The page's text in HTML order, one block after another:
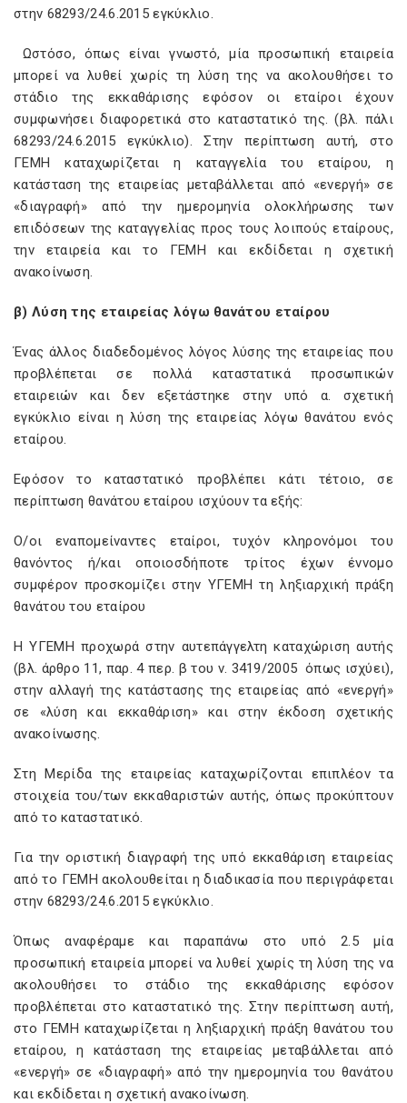
στην 68293/24.6.2015 εγκύκλιο.
Ωστόσο, όπως είναι γνωστό, μία προσωπική εταιρεία
μπορεί να λυθεί χωρίς τη λύση της να ακολουθήσει το
στάδιο της εκκαθάρισης εφόσον οι εταίροι έχουν
συμφωνήσει διαφορετικά στο καταστατικό της. (βλ. πάλι
68293/24.6.2015 εγκύκλιο). Στην περίπτωση αυτή, στο
ΓΕΜΗ καταχωρίζεται η καταγγελία του εταίρου, η
κατάσταση της εταιρείας μεταβάλλεται από «ενεργή» σε
«διαγραφή» από την ημερομηνία ολοκλήρωσης των
επιδόσεων της καταγγελίας προς τους λοιπούς εταίρους,
την εταιρεία και το ΓΕΜΗ και εκδίδεται η σχετική
ανακοίνωση.
β) Λύση της εταιρείας λόγω θανάτου εταίρου
Ένας άλλος διαδεδομένος λόγος λύσης της εταιρείας που
προβλέπεται σε πολλά καταστατικά προσωπικών
εταιρειών και δεν εξετάστηκε στην υπό α. σχετική
εγκύκλιο είναι η λύση της εταιρείας λόγω θανάτου ενός
εταίρου.
Εφόσον το καταστατικό προβλέπει κάτι τέτοιο, σε
περίπτωση θανάτου εταίρου ισχύουν τα εξής:
Ο/οι εναπομείναντες εταίροι, τυχόν κληρονόμοι του
θανόντος ή/και οποιοσδήποτε τρίτος έχων έννομο
συμφέρον προσκομίζει στην ΥΓΕΜΗ τη ληξιαρχική πράξη
θανάτου του εταίρου
Η ΥΓΕΜΗ προχωρά στην αυτεπάγγελτη καταχώριση αυτής
(βλ. άρθρο 11, παρ. 4 περ. β του ν. 3419/2005 όπως ισχύει),
στην αλλαγή της κατάστασης της εταιρείας από «ενεργή»
σε «λύση και εκκαθάριση» και στην έκδοση σχετικής
ανακοίνωσης.
Στη Μερίδα της εταιρείας καταχωρίζονται επιπλέον τα
στοιχεία του/των εκκαθαριστών αυτής, όπως προκύπτουν
από το καταστατικό.
Για την οριστική διαγραφή της υπό εκκαθάριση εταιρείας
από το ΓΕΜΗ ακολουθείται η διαδικασία που περιγράφεται
στην 68293/24.6.2015 εγκύκλιο.
Όπως αναφέραμε και παραπάνω στο υπό 2.5 μία
προσωπική εταιρεία μπορεί να λυθεί χωρίς τη λύση της να
ακολουθήσει το στάδιο της εκκαθάρισης εφόσον
προβλέπεται στο καταστατικό της. Στην περίπτωση αυτή,
στο ΓΕΜΗ καταχωρίζεται η ληξιαρχική πράξη θανάτου του
εταίρου, η κατάσταση της εταιρείας μεταβάλλεται από
«ενεργή» σε «διαγραφή» από την ημερομηνία του θανάτου
και εκδίδεται η σχετική ανακοίνωση.